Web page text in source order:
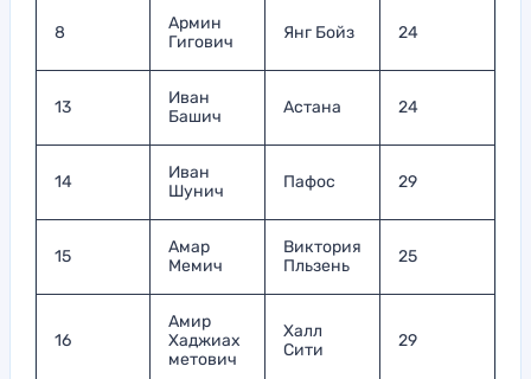
8
Армин
Гигович
Янг Бойз 24
13
Иван
Башич
Астана 24
14
Иван
Шунич
Пафос 29
15
Амар
Мемич
Виктория
Пльзень
25
16
Амир
Хаджиах
метович
Халл
Сити
29